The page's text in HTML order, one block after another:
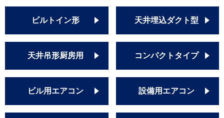
ビルトイン形 天井埋込ダクト型
天井吊形厨房用 コンパクトタイプ
ビル用エアコン 設備用エアコン